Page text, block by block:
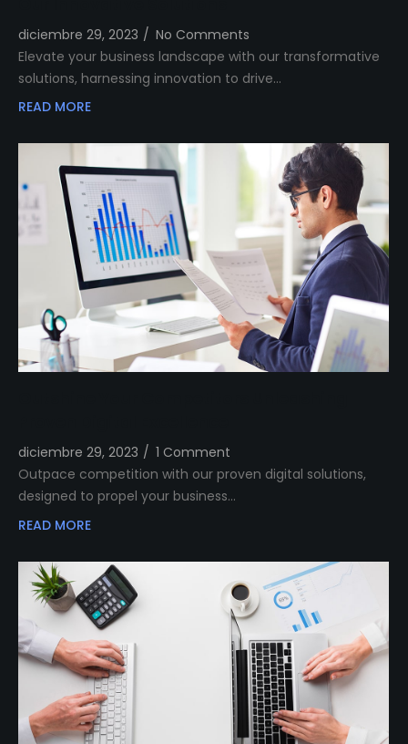
diciembre 29, 2023 / No Comments
Elevate your business landscape with our transformative
solutions, harnessing innovation to drive…
READ MORE
diciembre 29, 2023 / 1 Comment
Outpace competition with our proven digital solutions,
designed to propel your business…
READ MORE